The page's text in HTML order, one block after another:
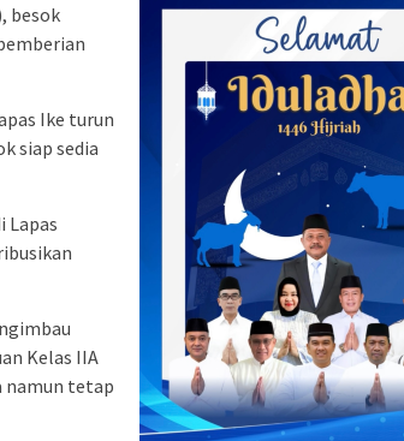
besok
Ike turun
siap sedia
Lapas
Kelas IIA
namun tetap